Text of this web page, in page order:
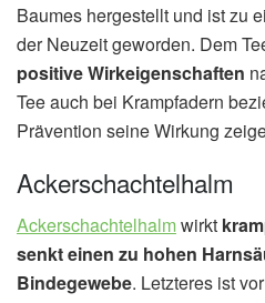
Baumes hergestellt und ist zu
der Neuzeit geworden. Dem
positive Wirkeigenschaften
Tee auch bei Krampfadern
Prävention seine Wirkung
Ackerschachtelhalm
Ackerschachtelhalmwirkt
senkt einen zu hohen
Bindegewebe. Letzteres ist